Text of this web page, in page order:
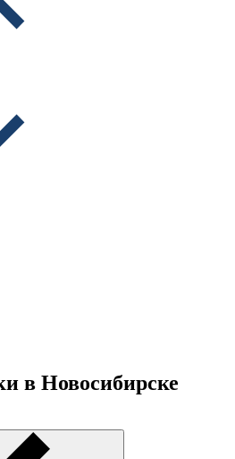
в Новосибирске